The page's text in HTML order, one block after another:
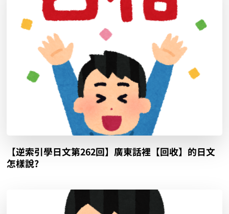
【逆索引學日文第262回】廣東話裡【回收】的日文
怎樣說?